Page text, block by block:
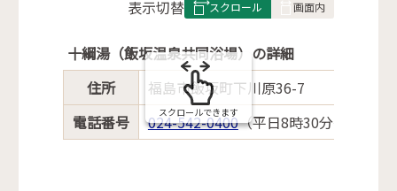
表
み
の
表示切替
十綱湯（飯坂温泉共同浴場）の詳細
住所
福島市飯坂町下川原36-7
電話番号
024-542-0400（平日8時30分～17時）
スクロールできます